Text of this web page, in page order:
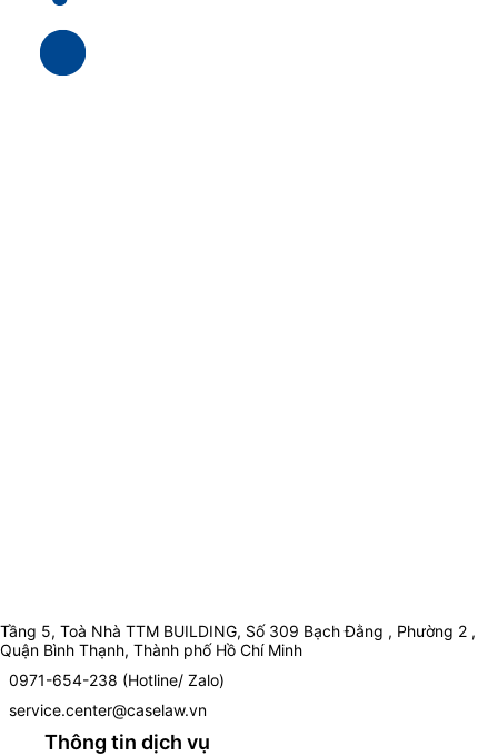
Tầng 5, Toà Nhà TTM BUILDING, Số 309 Bạch Đằng , Phường 2 ,
Quận Bình Thạnh, Thành phố Hồ Chí Minh
0971-654-238 (Hotline/ Zalo)
service.center@caselaw.vn
Thông tin dịch vụ